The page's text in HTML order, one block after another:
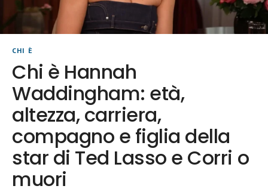
CHI È
Chi è Hannah
Waddingham: età,
altezza, carriera,
compagno e figlia della
star di Ted Lasso e Corri o
muori